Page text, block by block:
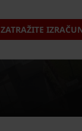
ZATRAŽITE